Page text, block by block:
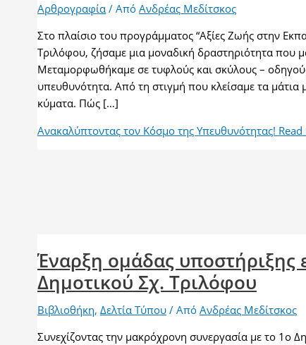
Αρθρογραφία / Από Ανδρέας Μεδίτσκος
Στο πλαίσιο του προγράμματος “Αξίες Ζωής στην
Τριλόφου, ζήσαμε μια μοναδική δραστηριότητα που
Μεταμορφωθήκαμε σε τυφλούς και σκύλους –
υπευθυνότητα. Από τη στιγμή που κλείσαμε τα
κύματα. Πώς […]
Ανακαλύπτοντας τον Κόσμο της Υπευθυνότητας!
Έναρξη ομάδας υποστήριξης
Δημοτικού Σχ. Τριλόφου
Βιβλιοθήκη, Δελτία Τύπου / Από Ανδρέας Μεδίτσκος
Συνεχίζοντας την μακρόχρονη συνεργασία με το 1ο